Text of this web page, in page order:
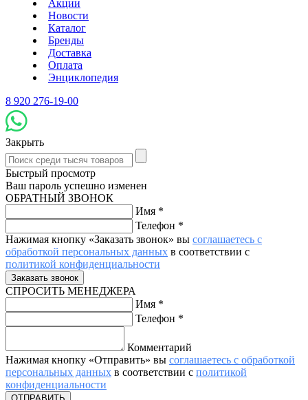
Акции
Новости
Каталог
Бренды
Доставка
Оплата
Энциклопедия
8 920 276-19-00
Закрыть
Быстрый просмотр
Ваш пароль успешно изменен
ОБРАТНЫЙ ЗВОНОК
Имя *
Телефон *
Нажимая кнопку «Заказать звонок» вы соглашаетесь с
обработкой персональных данных в соответствии с
политикой конфиденциальности
СПРОСИТЬ МЕНЕДЖЕРА
Имя *
Телефон *
Комментарий
Нажимая кнопку «Отправить» вы соглашаетесь с обработкой
персональных данных в соответствии с политикой
конфиденциальности